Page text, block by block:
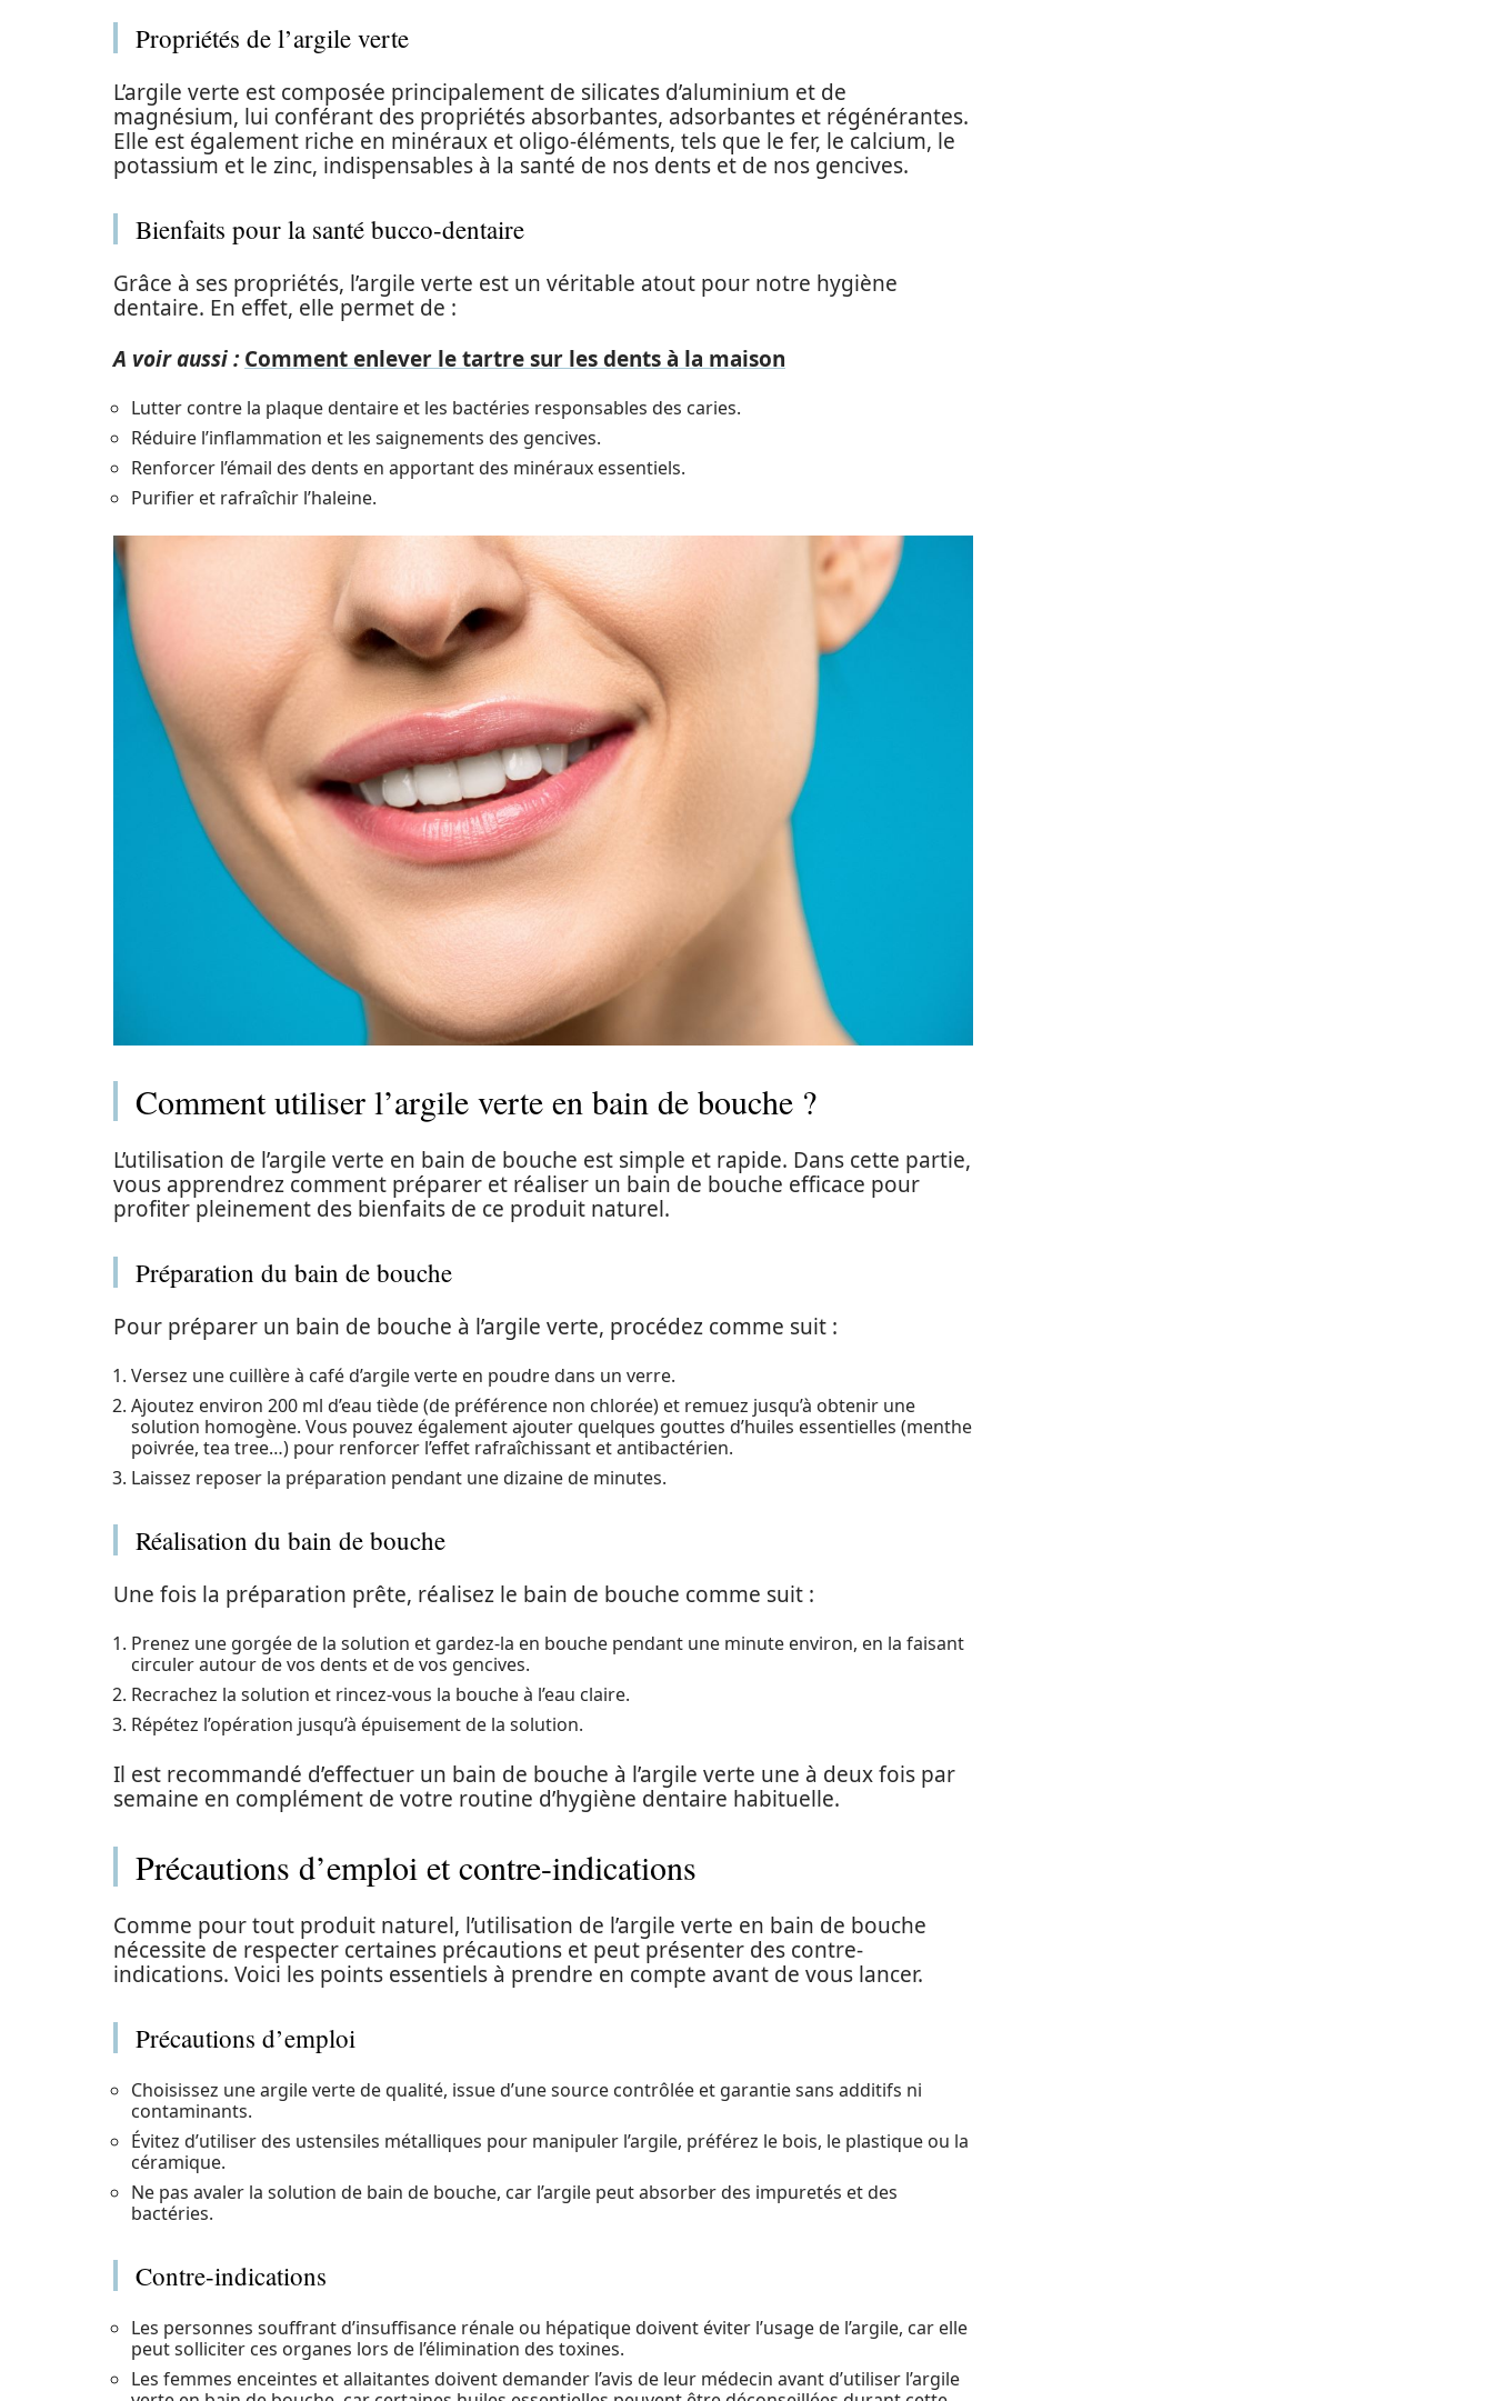
Propriétés de l’argile verte
L’argile verte est composée principalement de silicates d’aluminium et de
magnésium, lui conférant des propriétés absorbantes, adsorbantes et régénérantes.
Elle est également riche en minéraux et oligo-éléments, tels que le fer, le calcium, le
potassium et le zinc, indispensables à la santé de nos dents et de nos gencives.
Bienfaits pour la santé bucco-dentaire
Grâce à ses propriétés, l’argile verte est un véritable atout pour notre hygiène
dentaire. En effet, elle permet de :
A voir aussi : Comment enlever le tartre sur les dents à la maison
Lutter contre la plaque dentaire et les bactéries responsables des caries.
Réduire l’inflammation et les saignements des gencives.
Renforcer l’émail des dents en apportant des minéraux essentiels.
Purifier et rafraîchir l’haleine.
Comment utiliser l’argile verte en bain de bouche ?
L’utilisation de l’argile verte en bain de bouche est simple et rapide. Dans cette partie,
vous apprendrez comment préparer et réaliser un bain de bouche efficace pour
profiter pleinement des bienfaits de ce produit naturel.
Préparation du bain de bouche
Pour préparer un bain de bouche à l’argile verte, procédez comme suit :
Versez une cuillère à café d’argile verte en poudre dans un verre.
Ajoutez environ 200 ml d’eau tiède (de préférence non chlorée) et remuez jusqu’à obtenir une
solution homogène. Vous pouvez également ajouter quelques gouttes d’huiles essentielles (menthe
poivrée, tea tree…) pour renforcer l’effet rafraîchissant et antibactérien.
Laissez reposer la préparation pendant une dizaine de minutes.
Réalisation du bain de bouche
Une fois la préparation prête, réalisez le bain de bouche comme suit :
Prenez une gorgée de la solution et gardez-la en bouche pendant une minute environ, en la faisant
circuler autour de vos dents et de vos gencives.
Recrachez la solution et rincez-vous la bouche à l’eau claire.
Répétez l’opération jusqu’à épuisement de la solution.
Il est recommandé d’effectuer un bain de bouche à l’argile verte une à deux fois par
semaine en complément de votre routine d’hygiène dentaire habituelle.
Précautions d’emploi et contre-indications
Comme pour tout produit naturel, l’utilisation de l’argile verte en bain de bouche
nécessite de respecter certaines précautions et peut présenter des contre-
indications. Voici les points essentiels à prendre en compte avant de vous lancer.
Précautions d’emploi
Choisissez une argile verte de qualité, issue d’une source contrôlée et garantie sans additifs ni
contaminants.
Évitez d’utiliser des ustensiles métalliques pour manipuler l’argile, préférez le bois, le plastique ou la
céramique.
Ne pas avaler la solution de bain de bouche, car l’argile peut absorber des impuretés et des
bactéries.
Contre-indications
Les personnes souffrant d’insuffisance rénale ou hépatique doivent éviter l’usage de l’argile, car elle
peut solliciter ces organes lors de l’élimination des toxines.
Les femmes enceintes et allaitantes doivent demander l’avis de leur médecin avant d’utiliser l’argile